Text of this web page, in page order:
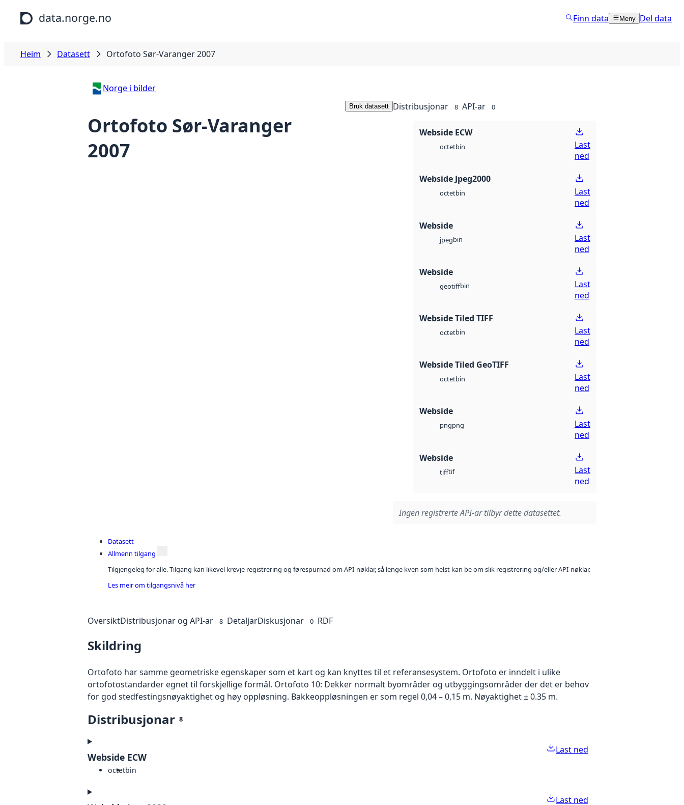
Hopp til hovudinnhald
data.norge.no Finn data Meny Del data
Heim Datasett Ortofoto Sør-Varanger 2007
Norge i bilder
Ortofoto Sør-Varanger
2007
Bruk datasett Distribusjonar 8 API-ar 0
Webside ECW
octetbin
Last
ned
Webside Jpeg2000
octetbin
Last
ned
Webside
jpegbin
Last
ned
Webside
geotiffbin
Last
ned
Webside Tiled TIFF
octetbin
Last
ned
Webside Tiled GeoTIFF
octetbin
Last
ned
Webside
pngpng
Last
ned
Webside
tifftif
Last
ned
Ingen registrerte API-ar tilbyr dette datasettet.
Datasett
Allmenn tilgang
Tilgjengeleg for alle. Tilgang kan likevel krevje registrering og førespurnad om API-nøklar, så lenge kven som helst kan be om slik registrering og/eller API-nøklar.
Les meir om tilgangsnivå her
OversiktDistribusjonar og API-ar 8 DetaljarDiskusjonar 0 RDF
Skildring
Ortofoto har samme geometriske egenskaper som et kart og kan knyttes til et referansesystem. Ortofoto er inndelt i ulike
ortofotostandarder egnet til forskjellige formål. Ortofoto 10: Dekker normalt byområder og utbyggingsområder der det er behov
for god stedfestingsnøyaktighet og høy oppløsning. Bakkeoppløsningen er som regel 0,04 – 0,15 m. Nøyaktighet ± 0.35 m.
Distribusjonar 8
Webside ECW
octetbin
Last ned
Last ned